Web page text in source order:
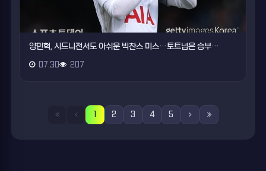
양민혁, 시드니전서도 아쉬운 빅찬스 미스…토트넘은 승부…
07.30 207
1 2 3 4 5